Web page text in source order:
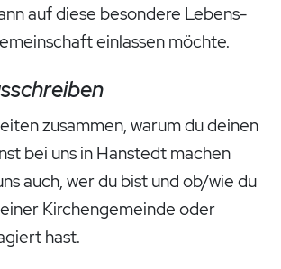
auf diese besondere Lebens-
einlassen möchte.
zusammen, warum du deinen
bei uns in Hanstedt machen
auch, wer du bist und ob/wie du
Kirchengemeinde oder
hast.